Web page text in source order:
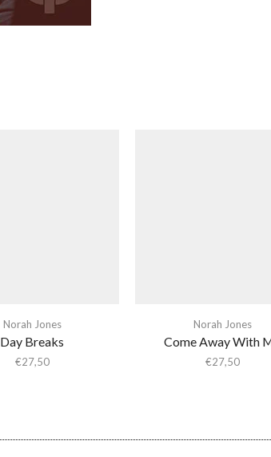
Norah Jones
Day Breaks
€27,50
Norah Jones
Come Away With
€27,50